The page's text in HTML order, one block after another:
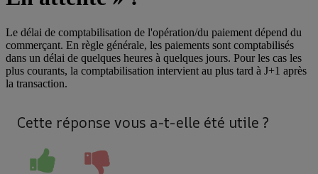
Le délai de comptabilisation de l'opération/du paiement dépend du
commerçant. En règle générale, les paiements sont comptabilisés
dans un délai de quelques heures à quelques jours. Pour les cas les
plus courants, la comptabilisation intervient au plus tard à J+1 après
la transaction.
Cette réponse vous a-t-elle été utile ?